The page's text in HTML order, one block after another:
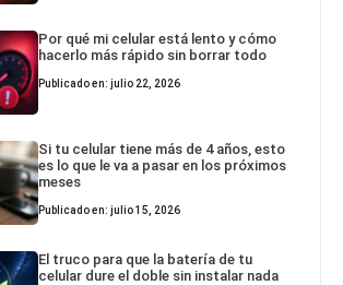
Por qué mi celular está lento y cómo
hacerlo más rápido sin borrar todo
Publicado en: julio 22, 2026
Si tu celular tiene más de 4 años, esto
es lo que le va a pasar en los próximos
meses
Publicado en: julio 15, 2026
El truco para que la batería de tu
celular dure el doble sin instalar nada